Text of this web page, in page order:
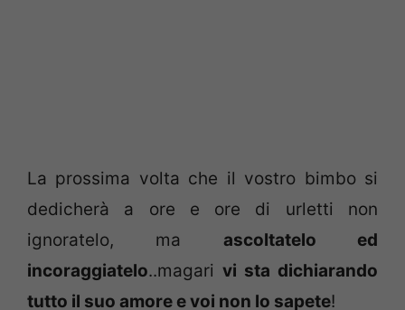
La prossima volta che il vostro bimbo si
dedicherà a ore e ore di urletti non
ignoratelo, ma ascoltatelo ed
incoraggiatelo..magari vi sta dichiarando
tutto il suo amore e voi non lo sapete!